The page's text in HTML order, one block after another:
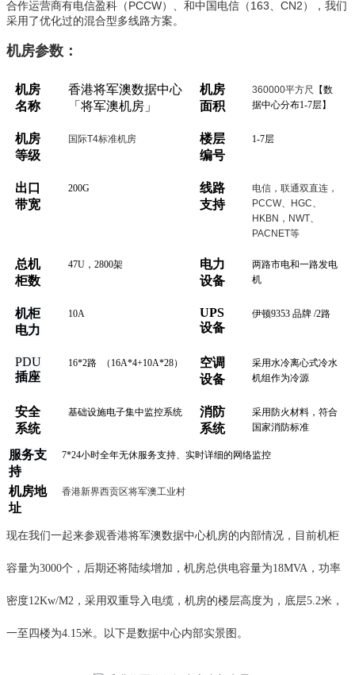
合作运营商有电信盈科（PCCW）、和中国电信（163、CN2），我们
采用了优化过的混合型多线路方案。
机房参数：
机房
名称
香港将军澳数据中心
「将军澳机房」
机房
面积
360000平方尺
【数
据中心分布1-7层】
机房
等级
国际T4标准机房
楼层
编号
1-7层
出口
带宽
200G
线路
支持
电信，联通双直连，
PCCW、HGC、
HKBN，NWT、
PACNET等
总机
柜数
47U，2800架
电力
设备
两路市电和一路发电
机
机柜
电力
10A
UPS
设备
伊顿9353 品牌 /2路
PDU
插座
16*2路 （16A*4+10A*28）
空调
设备
采用水冷离心式冷水
机组作为冷源
安全
系统
基础设施电子集中监控系统
消防
系统
采用防火材料，符合
国家消防标准
服务支
持
7*24小时全年无休服务支持、实时详细的网络监控
机房地
址
香港新界西贡区将军澳工业村
现在我们一起来参观香港将军澳数据中心机房的内部情况，目前机柜
容量为3000个，后期还将陆续增加，机房总供电容量为18MVA，功率
密度12Kw/M2，采用双重导入电缆，机房的楼层高度为，底层5.2米，
一至四楼为4.15米。以下是数据中心内部实景图。